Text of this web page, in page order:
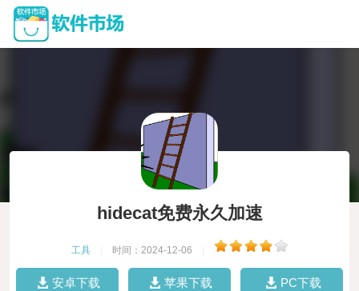
hidecat免费永久加速
工具 时间：2024-12-06
安卓下载 苹果下载 PC下载